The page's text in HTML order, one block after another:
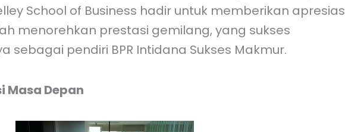
School of Business hadir untuk memberikan
menorehkan prestasi gemilang, yang sukses
sebagai pendiri BPR Intidana Sukses Makmur.
Masa Depan